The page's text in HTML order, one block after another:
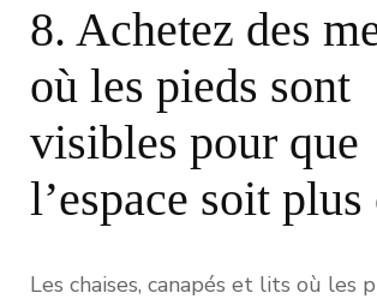
8. Achetez des
où les pieds sont
visibles pour que
l’espace soit
Les chaises, canapés et lits où les